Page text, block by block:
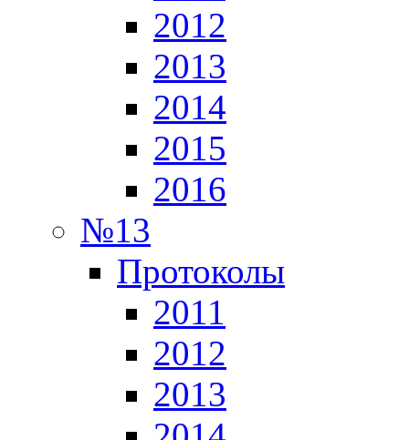
2012
2013
2014
2015
2016
№13
Протоколы
2011
2012
2013